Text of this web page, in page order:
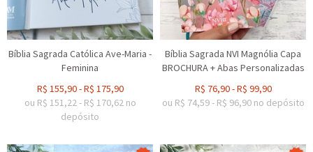
Bíblia Sagrada Católica Ave-Maria -
Feminina
R$ 155,90-R$ 175,90
ou R$ 151,22- R$ 170,62 no
depósito
Bíblia Sagrada NVI Magnólia Capa
BROCHURA + Abas Personalizadas
R$ 76,90-R$ 99,90
ou R$ 74,59- R$ 96,90 no depósito